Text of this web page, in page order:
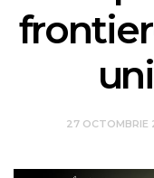
27 OCTOMBRIE